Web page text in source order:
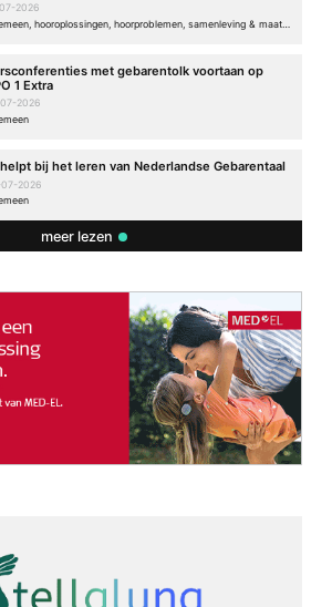
2026
met gebarentolk voortaan op
1 Extra
2026
bij het leren van Nederlandse Gebarentaal
2026
meer lezen